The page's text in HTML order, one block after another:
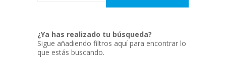
¿Ya has realizado tu búsqueda?
Sigue añadiendo filtros aquí para encontrar lo
que estás buscando.